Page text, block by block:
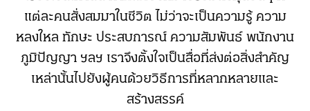
แต่ละคนสั่งสมมาในชีวิต ไม่ว่าจะเป็นความรู้ ความ
หลงใหล ทักษะ ประสบการณ์ ความสัมพันธ์ พนักงาน
ภูมิปัญญา ฯลฯ เราจึงตั้งใจเป็นสื่อที่ส่งต่อสิ่งสำคัญ
เหล่านั้นไปยังผู้คนด้วยวิธีการที่หลากหลายและ
สร้างสรรค์